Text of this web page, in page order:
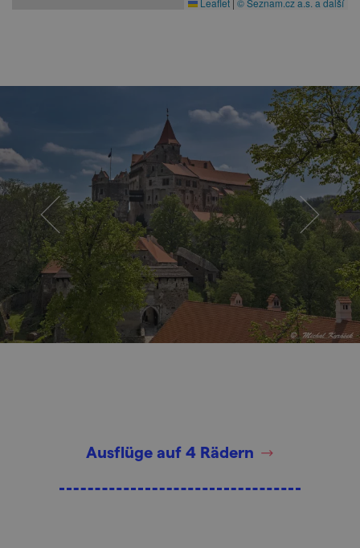
Leaflet © Seznam.cz a.s. a další
Ausflüge auf 4 Rädern